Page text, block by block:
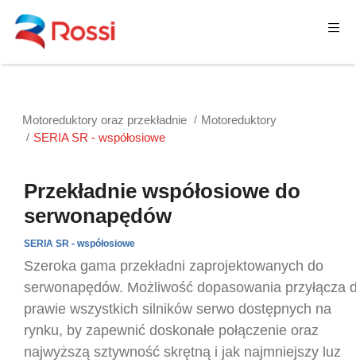
Motoreduktory oraz przekładnie
Motoreduktory
SERIA SR - współosiowe
Przekładnie współosiowe do
serwonapędów
SERIA SR - współosiowe
Szeroka gama przekładni zaprojektowanych do
serwonapędów. Możliwość dopasowania przyłącza
prawie wszystkich silników serwo dostępnych na
rynku, by zapewnić doskonałe połączenie oraz
najwyższą sztywność skrętną i jak najmniejszy luz